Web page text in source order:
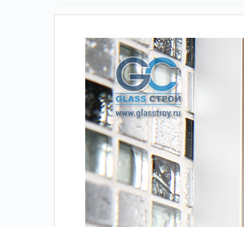
Зажимные
профили
Фурнитура для
межкомнатных
дверей